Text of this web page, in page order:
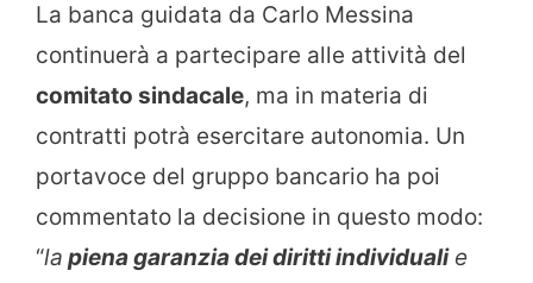
La banca guidata da Carlo Messina
continuerà a partecipare alle attività del
comitato sindacale, ma in materia di
contratti potrà esercitare autonomia. Un
portavoce del gruppo bancario ha poi
commentato la decisione in questo modo:
“la piena garanzia dei diritti individualie